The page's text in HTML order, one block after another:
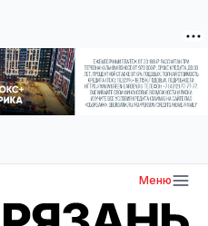
Меню